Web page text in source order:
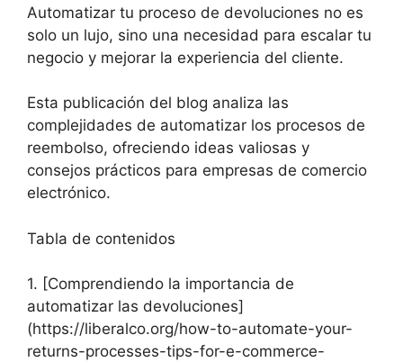
Automatizar tu proceso de devoluciones no es
solo un lujo, sino una necesidad para escalar tu
negocio y mejorar la experiencia del cliente.
Esta publicación del blog analiza las
complejidades de automatizar los procesos de
reembolso, ofreciendo ideas valiosas y
consejos prácticos para empresas de comercio
electrónico.
Tabla de contenidos
1. [Comprendiendo la importancia de
automatizar las devoluciones]
(https://liberalco.org/how-to-automate-your-
returns-processes-tips-for-e-commerce-